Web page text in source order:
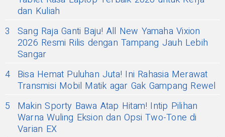
dan Kuliah
3
Sang Raja Ganti Baju! All New Yamaha Vixion
2026 Resmi Rilis dengan Tampang Jauh Lebih
Sangar
4 Bisa Hemat Puluhan Juta! Ini Rahasia Merawat
Transmisi Mobil Matik agar Gak Gampang Rewel
5
Makin Sporty Bawa Atap Hitam! Intip Pilihan
Warna Wuling Eksion dan Opsi Two-Tone di
Varian EX